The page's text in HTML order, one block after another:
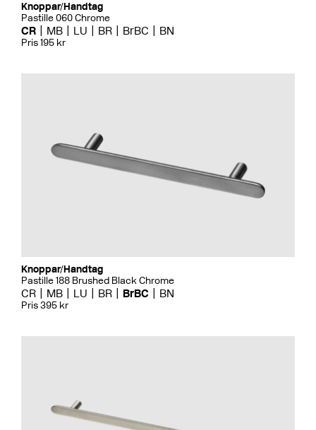
Knoppar/Handtag
Pastille 060 Chrome
CR MB LU BR BrBC BN
Pris 195 kr
Knoppar/Handtag
Pastille 188 Brushed Black Chrome
CR MB LU BR BrBC BN
Pris 395 kr